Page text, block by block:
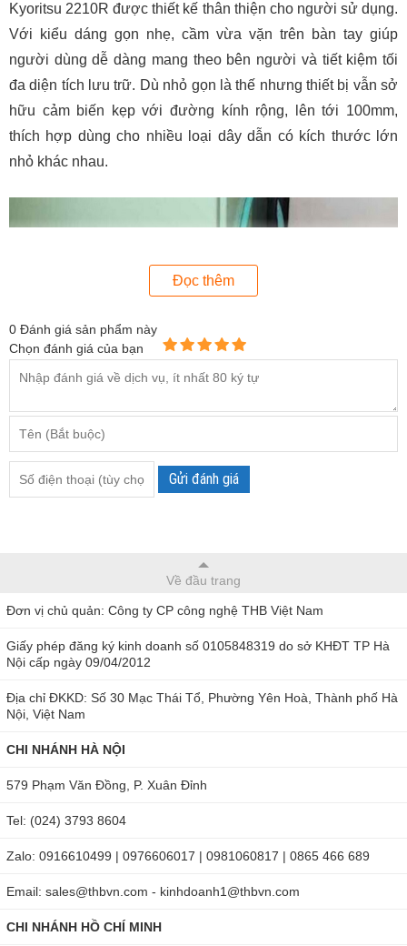
Kyoritsu 2210R được thiết kế thân thiện cho người sử dụng.
Với kiểu dáng gọn nhẹ, cầm vừa vặn trên bàn tay giúp
người dùng dễ dàng mang theo bên người và tiết kiệm tối
đa diện tích lưu trữ. Dù nhỏ gọn là thế nhưng thiết bị vẫn sở
hữu cảm biến kẹp với đường kính rộng, lên tới 100mm,
thích hợp dùng cho nhiều loại dây dẫn có kích thước lớn
nhỏ khác nhau.
cùng tỉ mỉ, các mối ghép được lắp ráp kín, không tạo khe hở,
đảm bảo an toàn, không xảy ra các sự cố về điện khi đo.
Nhằm hướng tới chất lượng và độ bền nên Kyoritsu đã chế
chống va đập và chống biến dạng tốt, giúp nâng cao tuổi thọ
thị trực quan tích hợp đèn nền, giúp người dùng dễ dàng
quan sát và đọc kết quả đo chính xác ngay cả khi làm việc
Đọc thêm
0 Đánh giá sản phẩm này
Chọn đánh giá của bạn
Gửi đánh giá
Về đầu trang
Đơn vị chủ quản: Công ty CP công nghệ THB Việt Nam
Giấy phép đăng ký kinh doanh số 0105848319 do sở KHĐT TP Hà
Nội cấp ngày 09/04/2012
Địa chỉ ĐKKD: Số 30 Mạc Thái Tổ, Phường Yên Hoà, Thành phố Hà
Nội, Việt Nam
CHI NHÁNH HÀ NỘI
579 Phạm Văn Đồng, P. Xuân Đỉnh
Tel: (024) 3793 8604
Zalo: 0916610499 | 0976606017 | 0981060817 | 0865 466 689
Email: sales@thbvn.com - kinhdoanh1@thbvn.com
CHI NHÁNH HỒ CHÍ MINH